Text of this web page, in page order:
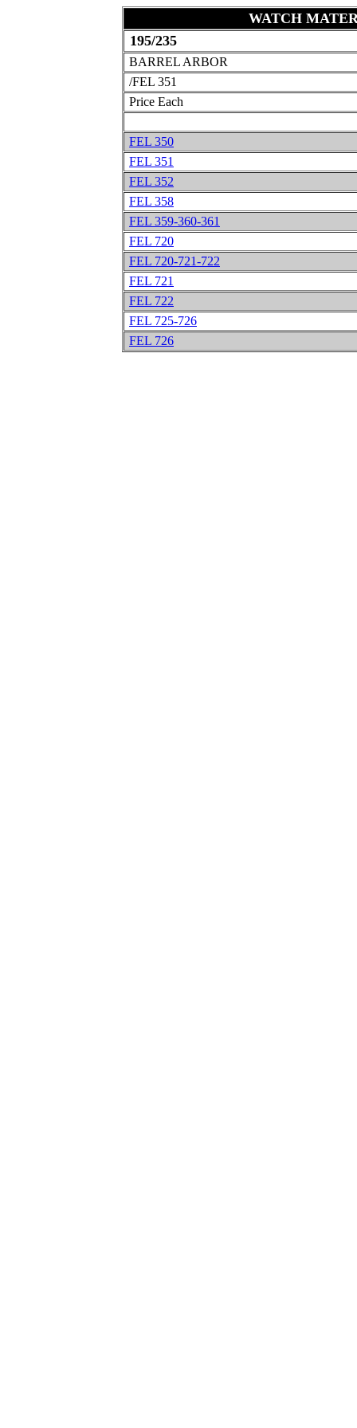
WATCH
195/235
BARREL ARBOR
/FEL 351
Price Each
FEL 350
FEL 351
FEL 352
FEL 358
FEL 359-360-361
FEL 720
FEL 720-721-722
FEL 721
FEL 722
FEL 725-726
FEL 726